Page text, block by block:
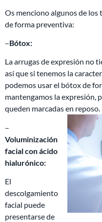
Os menciono algunos de
de forma preventiva:
–Bótox:
La arrugas de expresión no
así que si tenemos la
podemos usar el bótox de
mantengamos la expresión,
queden marcadas en reposo.
–
Voluminización
facial con ácido
hialurónico:
El
descolgamiento
facial puede
presentarse de